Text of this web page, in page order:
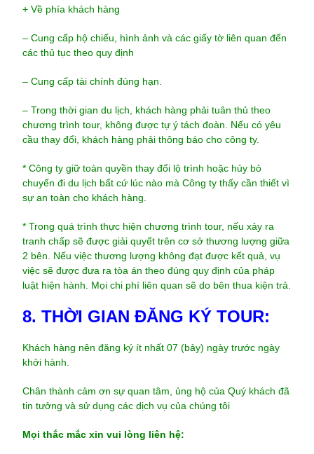
+ Về phía khách hàng
– Cung cấp hộ chiếu, hình ảnh và các giấy tờ liên quan đến
các thủ tục theo quy định
– Cung cấp tài chính đúng hạn.
– Trong thời gian du lịch, khách hàng phải tuân thủ theo
chương trình tour, không được tự ý tách đoàn. Nếu có yêu
cầu thay đổi, khách hàng phải thông báo cho công ty.
* Công ty giữ toàn quyền thay đổi lộ trình hoặc hủy bỏ
chuyến đi du lịch bất cứ lúc nào mà Công ty thấy cần thiết vì
sự an toàn cho khách hàng.
* Trong quá trình thực hiện chương trình tour, nếu xảy ra
tranh chấp sẽ được giải quyết trên cơ sở thương lượng giữa
2 bên. Nếu việc thương lượng không đạt được kết quả, vụ
việc sẽ được đưa ra tòa án theo đúng quy định của pháp
luật hiện hành. Mọi chi phí liên quan sẽ do bên thua kiện trả.
8. THỜI GIAN ĐĂNG KÝ TOUR:
Khách hàng nên đăng ký ít nhất 07 (bảy) ngày trước ngày
khởi hành.
Chân thành cảm ơn sự quan tâm, ủng hộ của Quý khách đã
tin tưởng và sử dụng các dịch vụ của chúng tôi
Mọi thắc mắc xin vui lòng liên hệ: